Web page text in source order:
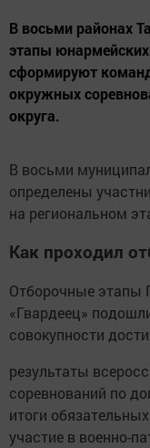
В восьми районах
этапы юнармейских
сформируют
окружных
округа.
В восьми
определены
на региональном
Как проходил
Отборочные этапы
«Гвардеец»
совокупности
результаты
соревнований по
итоги
участие в военно-